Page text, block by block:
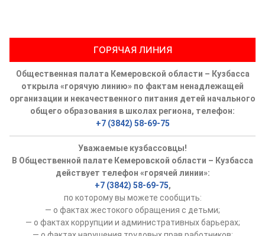
Доходы руководителя за 2024 г.
ГОРЯЧАЯ ЛИНИЯ
Общественная палата Кемеровской области – Кузбасса
открыла «горячую линию» по фактам ненадлежащей
организации и некачественного питания детей начального
общего образования в школах региона, телефон:
+7 (3842) 58-69-75
Уважаемые кузбассовцы!
В Общественной палате Кемеровской области – Кузбасса
действует телефон «горячей линии»:
+7 (3842) 58-69-75,
по которому вы можете сообщить:
— о фактах жестокого обращения с детьми;
— о фактах коррупции и административных барьерах;